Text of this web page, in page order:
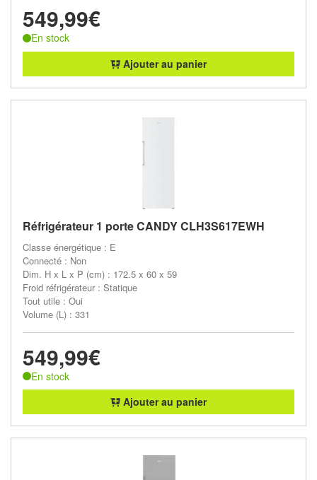
549,99€
En stock
Ajouter au panier
Réfrigérateur 1 porte CANDY CLH3S617EWH
Classe énergétique : E
Connecté : Non
Dim. H x L x P (cm) : 172.5 x 60 x 59
Froid réfrigérateur : Statique
Tout utile : Oui
Volume (L) : 331
549,99€
En stock
Ajouter au panier